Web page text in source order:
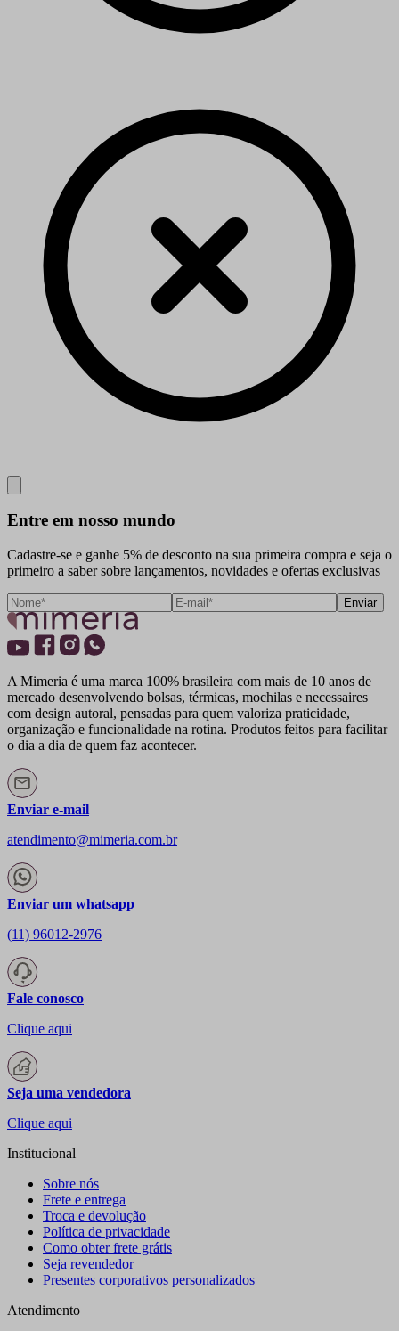
Entre em nosso mundo
Cadastre-se e ganhe 5% de desconto na sua primeira compra e seja o
primeiro a saber sobre lançamentos, novidades e ofertas exclusivas
Enviar
A Mimeria é uma marca 100% brasileira com mais de 10 anos de
mercado desenvolvendo bolsas, térmicas, mochilas e necessaires
com design autoral, pensadas para quem valoriza praticidade,
organização e funcionalidade na rotina. Produtos feitos para facilitar
o dia a dia de quem faz acontecer.
Enviar e-mail
atendimento@mimeria.com.br
Enviar um whatsapp
(11) 96012-2976
Fale conosco
Clique aqui
Seja uma vendedora
Clique aqui
Institucional
Sobre nós
Frete e entrega
Troca e devolução
Política de privacidade
Como obter frete grátis
Seja revendedor
Presentes corporativos personalizados
Atendimento